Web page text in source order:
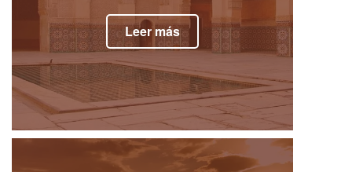
Leer más